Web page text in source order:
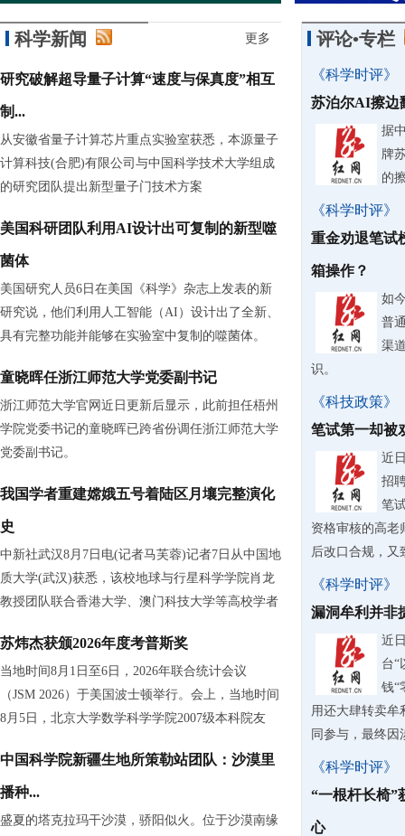
科学新闻 更多
研究破解超导量子计算“速度与保真度”相互
制...
从安徽省量子计算芯片重点实验室获悉，本源量子
计算科技(合肥)有限公司与中国科学技术大学组成
的研究团队提出新型量子门技术方案
美国科研团队利用AI设计出可复制的新型噬
菌体
美国研究人员6日在美国《科学》杂志上发表的新
研究说，他们利用人工智能（AI）设计出了全新、
具有完整功能并能够在实验室中复制的噬菌体。
童晓晖任浙江师范大学党委副书记
浙江师范大学官网近日更新后显示，此前担任梧州
学院党委书记的童晓晖已跨省份调任浙江师范大学
党委副书记。
我国学者重建嫦娥五号着陆区月壤完整演化
史
中新社武汉8月7日电(记者马芙蓉)记者7日从中国地
质大学(武汉)获悉，该校地球与行星科学学院肖龙
教授团队联合香港大学、澳门科技大学等高校学者
苏炜杰获颁2026年度考普斯奖
当地时间8月1日至6日，2026年联合统计会议
（JSM 2026）于美国波士顿举行。会上，当地时间
8月5日，北京大学数学科学学院2007级本科院友
中国科学院新疆生地所策勒站团队：沙漠里
播种...
盛夏的塔克拉玛干沙漠，骄阳似火。位于沙漠南缘
评论•专栏
《科学时评》
苏泊尔AI擦边
据
牌
的
《科学时评》
重金劝退笔试
箱操作？
如
普
渠
识。
《科技政策》
笔试第一却被
近
招
笔
资格审核的高老
后改口合规，又
《科学时评》
漏洞牟利并非
近
台“
钱“
用还大肆转卖牟
同参与，最终因
《科学时评》
“一根杆长椅”
心